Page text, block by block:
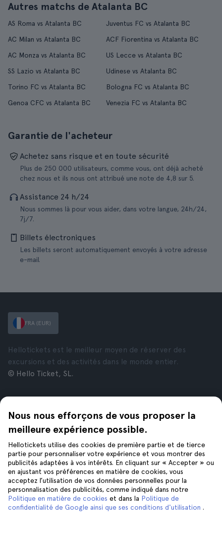
Autres matchs de Atalanta BC
AS Roma vs Atalanta BC
Juventus FC vs Atalanta BC
AC Milan vs Atalanta BC
ACF Fiorentina vs Atalanta BC
AC Monza vs Atalanta BC
US Lecce vs Atalanta BC
SS Lazio vs Atalanta BC
Udinese vs Atalanta BC
Torino FC vs Atalanta BC
Bologna FC vs Atalanta BC
Genoa CFC vs Atalanta BC
Venezia FC vs Atalanta BC
Garantie de l'acheteur
Achetez sans risque et en toute sécurité
Plus de 250 000 utilisateurs, comme vous, ont déjà acheté
chez nous et ils nous ont attribué une note de 4,8 sur 5.
Assistance 24 h/24
Nous sommes là pour vous aider, dans votre langue, 24h/24,
7j/7.
Billets électroniques
Les billets seront automatiquement envoyés à votre adresse
e-mail.
Nous nous efforçons de vous proposer la
meilleure expérience possible.
Hellotickets utilise des cookies de première partie et de tierce
partie pour personnaliser votre expérience et vous montrer des
publicités adaptées à vos intérêts. En cliquant sur « Accepter » ou
en ajustant vos préférences en matière de cookies, vous
acceptez l’utilisation de vos données personnelles pour la
personnalisation des publicités, comme indiqué dans notre
Politique en matière de cookies et dans la Politique de
confidentialité de Google ainsi que ses conditions d'utilisation .
FRA (EUR)
Hellotickets est le meilleur moyen de réserver des
excursions et des activités dans le monde entier.
© Hello Ticket, SL.
À propos de nous
Offres d’emploi
Avis
Confidentialité
Conditions générales
Mentions Légales
Cookies
New York
Rome
Londres
Grenade
Cracovie
Tenerife